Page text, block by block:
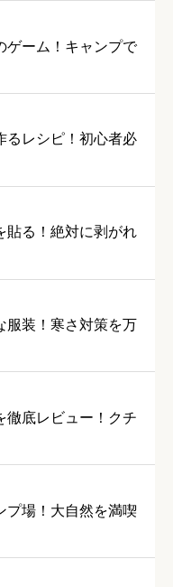
ゲーム！キャンプで
るレシピ！初心者必
貼る！絶対に剥がれ
服装！寒さ対策を万
徹底レビュー！クチ
プ場！大自然を満喫